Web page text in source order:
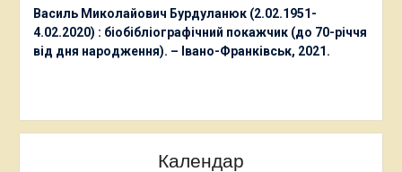
Василь Миколайович Бурдуланюк (2.02.1951-
4.02.2020) : біобібліографічний покажчик (до 70-річчя
від дня народження). – Івано-Франківськ, 2021.
Календар